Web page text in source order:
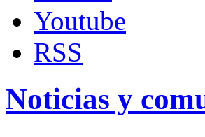
Youtube
RSS
Noticias y